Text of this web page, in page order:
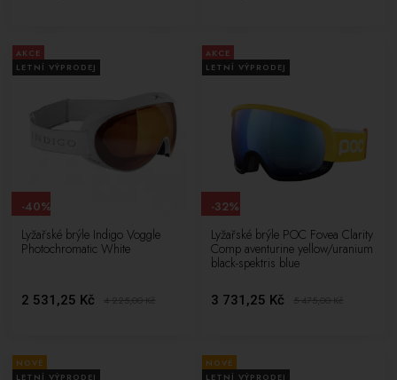
AKCE
LETNÍ VÝPRODEJ
Lyžařské brýle Indigo Voggle
Photochromatic White
2 531,25 Kč 4 225,00Kč
-40%
AKCE
LETNÍ VÝPRODEJ
Lyžařské brýle POC Fovea Clarity
Comp aventurine yellow/uranium
black-spektris blue
3 731,25 Kč 5 475,00Kč
-32%
NOVÉ
LETNÍ VÝPRODEJ
NOVÉ
LETNÍ VÝPRODEJ